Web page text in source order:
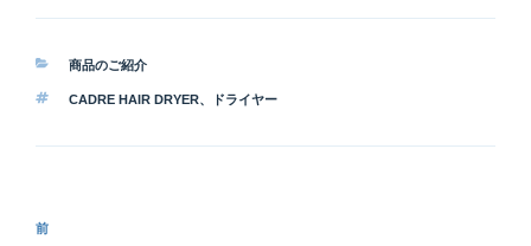
カ
ゴ
ー
商品のご紹介
タ
CADRE HAIR DRYER、 ドライヤー
投
前
前